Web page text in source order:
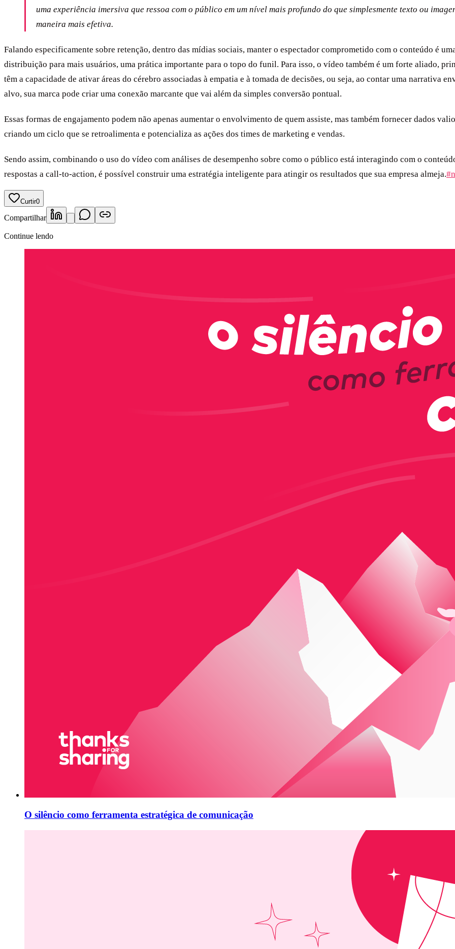
uma experiência imersiva que ressoa com o público em um nível mais profundo do que simplesmente texto ou
maneira mais efetiva.
Falando especificamente sobre retenção, dentro das mídias sociais, manter o espectador comprometido com o conteúdo é
distribuição para mais usuários, uma prática importante para o topo do funil. Para isso, o vídeo também é um forte aliado,
têm a capacidade de ativar áreas do cérebro associadas à empatia e à tomada de decisões, ou seja, ao contar uma narrativa
alvo, sua marca pode criar uma conexão marcante que vai além da simples conversão pontual.
Essas formas de engajamento podem não apenas aumentar o envolvimento de quem assiste, mas também fornecer dados
criando um ciclo que se retroalimenta e potencializa as ações dos times de marketing e vendas.
Sendo assim, combinando o uso do vídeo com análises de desempenho sobre como o público está interagindo com o
respostas a call-to-action, é possível construir uma estratégia inteligente para atingir os resultados que sua empresa almeja.
Curtir0
Compartilhar
Continue lendo
O silêncio como ferramenta estratégica de comunicação